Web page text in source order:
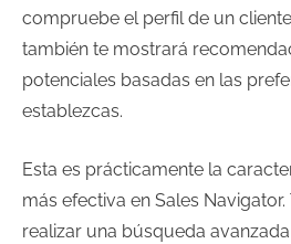
compruebe el perfil de un
también te mostrará
potenciales basadas en las
establezcas.
Esta es prácticamente la
más efectiva en Sales
realizar una búsqueda